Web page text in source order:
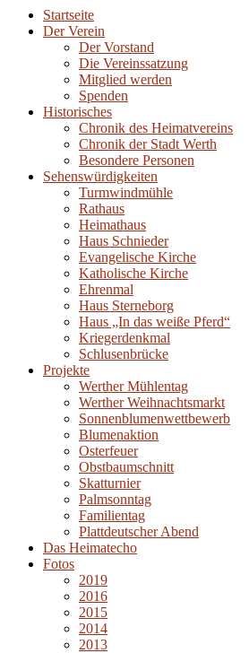
Startseite
Der Verein
Der Vorstand
Die Vereinssatzung
Mitglied werden
Spenden
Historisches
Chronik des Heimatvereins
Chronik der Stadt Werth
Besondere Personen
Sehenswürdigkeiten
Turmwindmühle
Rathaus
Heimathaus
Haus Schnieder
Evangelische Kirche
Katholische Kirche
Ehrenmal
Haus Sterneborg
Haus „In das weiße Pferd“
Kriegerdenkmal
Schlusenbrücke
Projekte
Werther Mühlentag
Werther Weihnachtsmarkt
Sonnenblumenwettbewerb
Blumenaktion
Osterfeuer
Obstbaumschnitt
Skatturnier
Palmsonntag
Familientag
Plattdeutscher Abend
Das Heimatecho
Fotos
2019
2016
2015
2014
2013